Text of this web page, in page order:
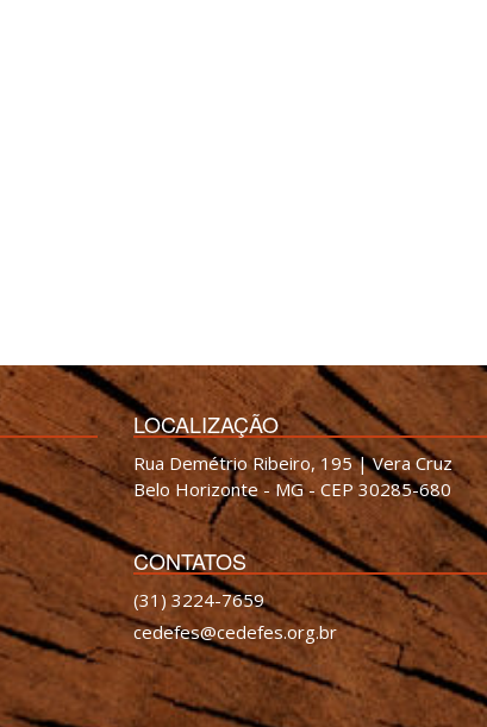
LOCALIZAÇÃO
Rua Demétrio Ribeiro, 195 | Vera Cruz
Belo Horizonte - MG - CEP 30285-680
CONTATOS
(31) 3224-7659
cedefes@cedefes.org.br